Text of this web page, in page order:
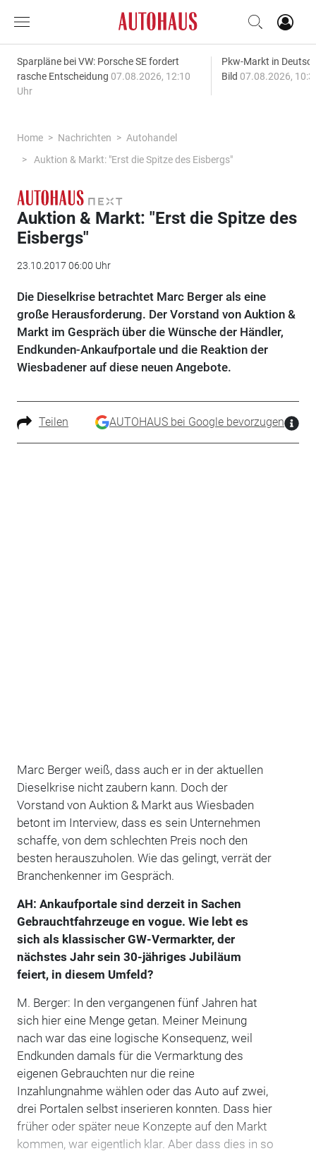
Sparpläne bei VW: Porsche SE fordert
rasche Entscheidung 07.08.2026, 12:10
Uhr
Pkw-Markt in
Bild 07.08.2026,
Home Nachrichten
Autohandel
Auktion & Markt: "Erst die Spitze des Eisbergs"
Auktion & Markt: "Erst die Spitze des
Eisbergs"
23.10.2017 06:00 Uhr
Die Dieselkrise betrachtet Marc Berger als eine
große Herausforderung. Der Vorstand von Auktion &
Markt im Gespräch über die Wünsche der Händler,
Endkunden-Ankaufportale und die Reaktion der
Wiesbadener auf diese neuen Angebote.
Teilen AUTOHAUS bei Google bevorzugen
Marc Berger weiß, dass auch er in der aktuellen
Dieselkrise nicht zaubern kann. Doch der
Vorstand von Auktion & Markt aus Wiesbaden
betont im Interview, dass es sein Unternehmen
schaffe, von dem schlechten Preis noch den
besten herauszuholen. Wie das gelingt, verrät der
Branchenkenner im Gespräch.
AH: Ankaufportale sind derzeit in Sachen
Gebrauchtfahrzeuge en vogue. Wie lebt es
sich als klassischer GW-Vermarkter, der
nächstes Jahr sein 30-jähriges Jubiläum
feiert, in diesem Umfeld?
M. Berger: In den vergangenen fünf Jahren hat
sich hier eine Menge getan. Meiner Meinung
nach war das eine logische Konsequenz, weil
Endkunden damals für die Vermarktung des
eigenen Gebrauchten nur die reine
Inzahlungnahme wählen oder das Auto auf zwei,
drei Portalen selbst inserieren konnten. Dass hier
früher oder später neue Konzepte auf den Markt
kommen, war eigentlich klar. Aber dass dies in so